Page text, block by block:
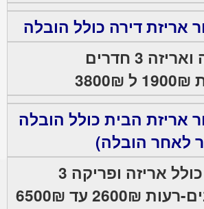
אריזת דירה כולל הובלה
מחיר להובלה ואריזה 3 חדרים
אריזת הבית כולל הובלה
לאחר הובלה)
מחיר הובלה כולל אריזה ופריקה 3
עד 6500₪